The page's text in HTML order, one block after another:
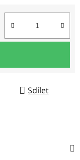
Sdílet